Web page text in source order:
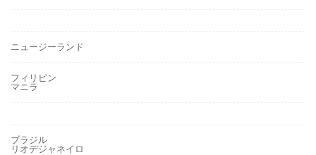
ニュージーランド
フィリピン
マニラ
ブラジル
リオデジャネイロ